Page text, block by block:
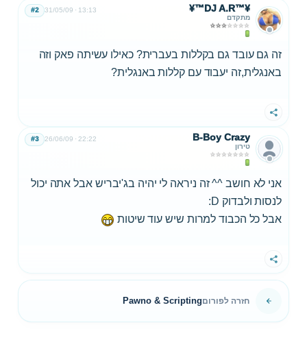
¥™DJ A.R™¥
מתקדם
31/05/09 13:13
#2
זה גם עובד גם בקללות בעברית? כאילו עשיתה פאק וזה
באנגלית,זה יעבוד עם קללות באנגלית?
שתף
B-Boy Crazy
טירון
26/06/09 22:22
#3
אני לא חושב ^^ זה ניראה לי יהיה בג'יבריש אבל אתה יכול
לנסות ולבדוק D:
אבל כל הכבוד למרות שיש עוד שיטות
שתף
חזרה לפורוםPawno & Scripting